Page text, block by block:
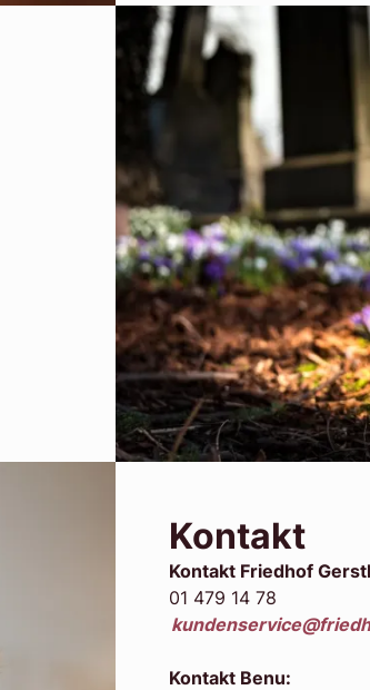
Kontakt
Kontakt Friedhof
01 479 14 78
Kontakt Benu: